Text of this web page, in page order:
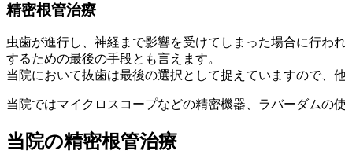
精密根管治療
虫歯が進行し、神経まで影響を受けてしまった場合に行わ
するための最後の手段とも言えます。
当院において抜歯は最後の選択として捉えていますので、
当院ではマイクロスコープなどの精密機器、ラバーダムの
当院の精密根管治療